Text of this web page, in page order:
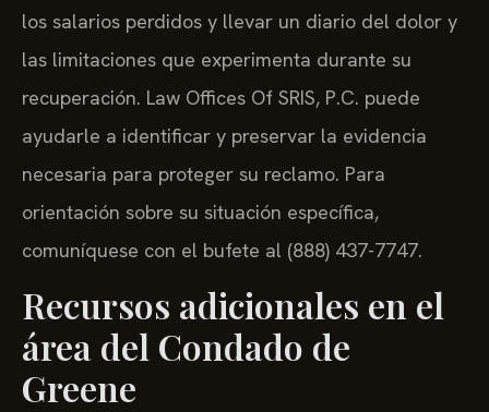
los salarios perdidos y llevar un diario del dolor y
las limitaciones que experimenta durante su
recuperación. Law Offices Of SRIS, P.C. puede
ayudarle a identificar y preservar la evidencia
necesaria para proteger su reclamo. Para
orientación sobre su situación específica,
comuníquese con el bufete al (888) 437-7747.
Recursos adicionales en el
área del Condado de
Greene